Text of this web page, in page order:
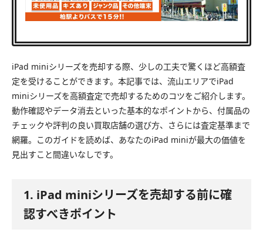
iPad miniシリーズを売却する際、少しの工夫で驚くほど高額査
定を受けることができます。本記事では、流山エリアでiPad
miniシリーズを高額査定で売却するためのコツをご紹介します。
動作確認やデータ消去といった基本的なポイントから、付属品の
チェックや評判の良い買取店舗の選び方、さらには査定基準まで
網羅。このガイドを読めば、あなたのiPad miniが最大の価値を
見出すこと間違いなしです。
1. iPad miniシリーズを売却する前に確
認すべきポイント